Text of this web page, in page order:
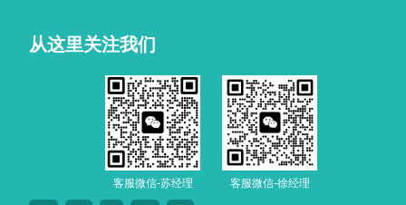
从这里关注我们
客服微信-苏经理 客服微信-徐经理